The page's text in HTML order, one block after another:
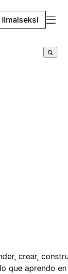
crear,
que aprendo en